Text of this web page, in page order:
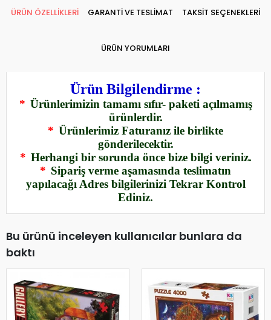
ÜRÜN ÖZELLİKLERİ GARANTİ VE TESLİMAT TAKSİT SEÇENEKLERİ
ÜRÜN YORUMLARI
Ürün Bilgilendirme :
* Ürünlerimizin tamamı sıfır- paketi açılmamış
ürünlerdir.
* Ürünlerimiz Faturanız ile birlikte
gönderilecektir.
* Herhangi bir sorunda önce bize bilgi veriniz.
* Sipariş verme aşamasında teslimatın
yapılacağı Adres bilgilerinizi Tekrar Kontrol
Ediniz.
Bu ürünü inceleyen kullanıcılar bunlara da
baktı